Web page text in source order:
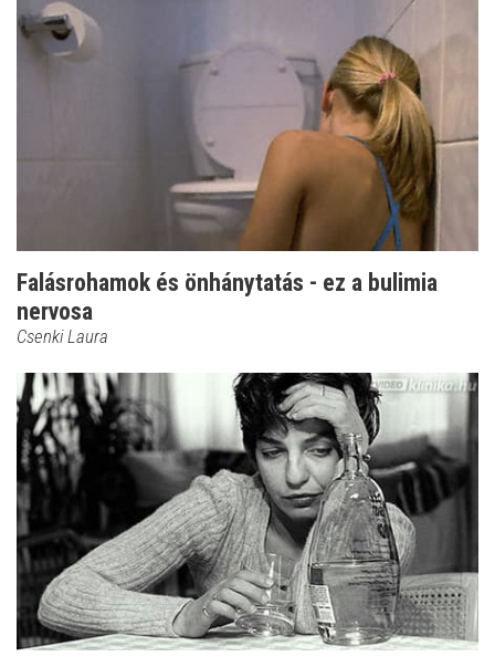
Falásrohamok és önhánytatás - ez a bulimia
nervosa
Csenki Laura